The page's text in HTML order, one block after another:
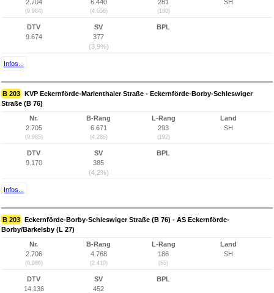
2.704
(9.984)
6.440
(4.056)
281
(180)
SH
DTV
9.674
SV
377
(3,9%)
BPL
Infos...
B 203 KVP Eckernförde-Marienthaler Straße - Eckernförde-Borby-Schleswiger
Straße (B 76)
Nr.
2.705
(9.985)
B-Rang
6.671
(4.286)
L-Rang
293
(192)
Land
SH
DTV
9.170
SV
385
(4,2%)
BPL
Infos...
B 203 Eckernförde-Borby-Schleswiger Straße (B 76) - AS Eckernförde-
Borby/Barkelsby (L 27)
Nr.
2.706
(9.986)
B-Rang
4.768
(2.410)
L-Rang
186
(85)
Land
SH
DTV
14.136
SV
452
BPL